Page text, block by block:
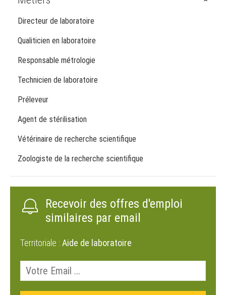
Directeur de laboratoire
Qualiticien en laboratoire
Responsable métrologie
Technicien de laboratoire
Préleveur
Agent de stérilisation
Vétérinaire de recherche scientifique
Zoologiste de la recherche scientifique
Recevoir des offres d'emploi
similaires par email
Territoriale : Aide de laboratoire